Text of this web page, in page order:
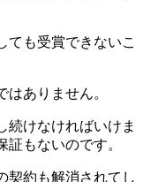
ても受賞できないこ
ありません。
続けなければいけま
もないのです。
契約も解消されてし